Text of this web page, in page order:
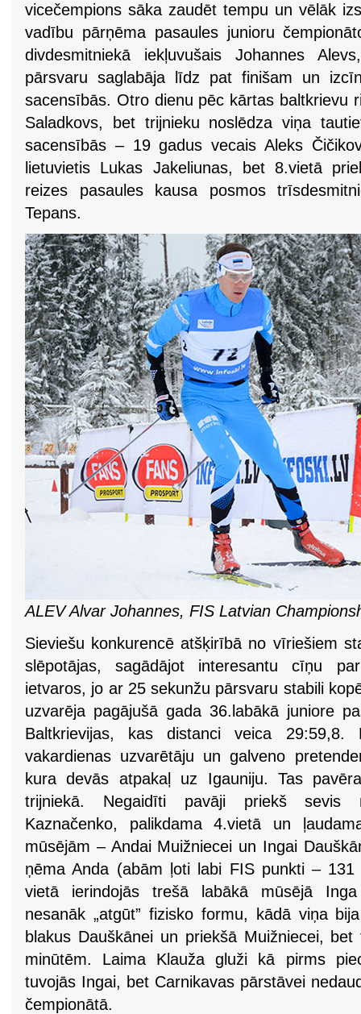
vicečempions sāka zaudēt tempu un vēlāk
vadību pārņēma pasaules junioru
divdesmitniekā iekļuvušais Johannes
pārsvaru saglabāja līdz pat finišam un
sacensībās. Otro dienu pēc kārtas baltkrievu
Saladkovs, bet trijnieku noslēdza viņa
sacensībās – 19 gadus vecais Aleks
lietuvietis Lukas Jakeliunas, bet 8.vietā
reizes pasaules kausa posmos
Tepans.
ALEV Alvar Johannes, FIS Latvian
Sieviešu konkurencē atšķirībā no vīriešiem
slēpotājas, sagādājot interesantu cīņu
ietvaros, jo ar 25 sekunžu pārsvaru stabili
uzvarēja pagājušā gada 36.labākā juniore
Baltkrievijas, kas distanci veica 29:59,8.
vakardienas uzvarētāju un galveno
kura devās atpakaļ uz Igauniju. Tas
trijniekā. Negaidīti pavāji priekš sevis
Kaznačenko, palikdama 4.vietā un
mūsējām – Andai Muižniecei un Ingai
ņēma Anda (abām ļoti labi FIS punkti –
vietā ierindojās trešā labākā mūsējā
nesanāk „atgūt” fizisko formu, kādā viņa
blakus Dauškānei un priekšā Muižniecei,
minūtēm. Laima Klauža gluži kā pirms
tuvojās Ingai, bet Carnikavas pārstāvei
čempionātā.